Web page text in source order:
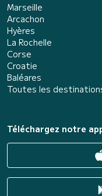
Marseille
Arcachon
Hyères
La Rochelle
Corse
Croatie
Baléares
Toutes les
Téléchargez notre